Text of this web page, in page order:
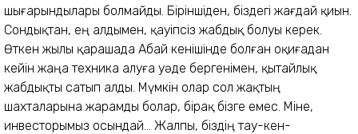
шығарындылары болмайды. Біріншіден, біздегі жағдай қиын.
Сондықтан, ең алдымен, қауіпсіз жабдық болуы керек.
Өткен жылы қарашада Абай кенішінде болған оқиғадан
кейін жаңа техника алуға уәде бергенімен, қытайлық
жабдықты сатып алды. Мүмкін олар сол жақтың
шахталарына жарамды болар, бірақ бізге емес. Міне,
инвесторымыз осындай... Жалпы, біздің тау-кен-